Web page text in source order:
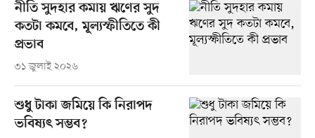
নীতি সুদহার কমায় ঋণের সুদ
কতটা কমবে, মূল্যস্ফীতিতে কী
প্রভাব
৩১ জুলাই ২০২৬
শুধু টাকা জমিয়ে কি নিরাপদ
ভবিষ্যৎ সম্ভব?